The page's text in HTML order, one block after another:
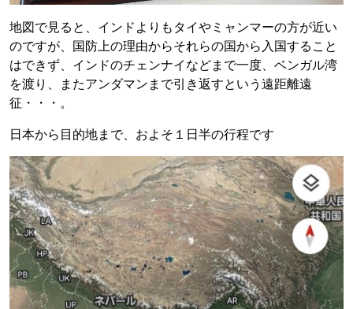
地図で見ると、インドよりもタイやミャンマーの方が近い
のですが、国防上の理由からそれらの国から入国すること
はできず、インドのチェンナイなどまで一度、ベンガル湾
を渡り、またアンダマンまで引き返すという遠距離遠
征・・・。
日本から目的地まで、およそ１日半の行程です